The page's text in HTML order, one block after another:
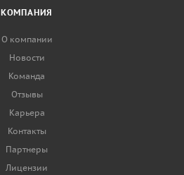
КОМПАНИЯ
О компании
Новости
Команда
Отзывы
Карьера
Контакты
Партнеры
Лицензии